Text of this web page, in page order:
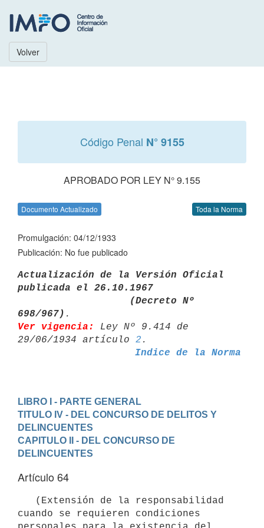
Volver
Código Penal N° 9155
APROBADO POR LEY N° 9.155
Documento Actualizado Toda la Norma
Promulgación: 04/12/1933
Publicación: No fue publicado
Actualización de la Versión Oficial
publicada el 26.10.1967
698/967)
Ver vigencia:
Ley Nº 9.414 de
29/06/1934 artículo 2
Indice de la Norma
LIBRO I - PARTE GENERAL
TITULO IV - DEL CONCURSO DE DELITOS Y
DELINCUENTES
CAPITULO II - DEL CONCURSO DE
DELINCUENTES
Artículo 64
cuando se requieren condiciones